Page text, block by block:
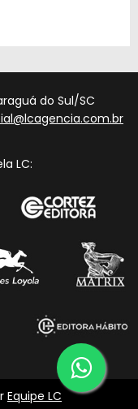
do Sul/SC
LC:
Equipe LC